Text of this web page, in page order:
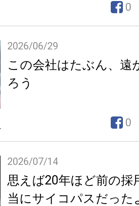
0
2026/06/29
この会社はたぶん、遠
ろう
0
2026/07/14
思えば20年ほど前の採
当にサイコパスだった